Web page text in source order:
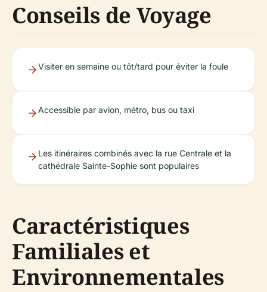
Conseils de Voyage
Visiter en semaine ou tôt/tard pour éviter la foule
Accessible par avion, métro, bus ou taxi
Les itinéraires combinés avec la rue Centrale et la
cathédrale Sainte-Sophie sont populaires
Caractéristiques
Familiales et
Environnementales